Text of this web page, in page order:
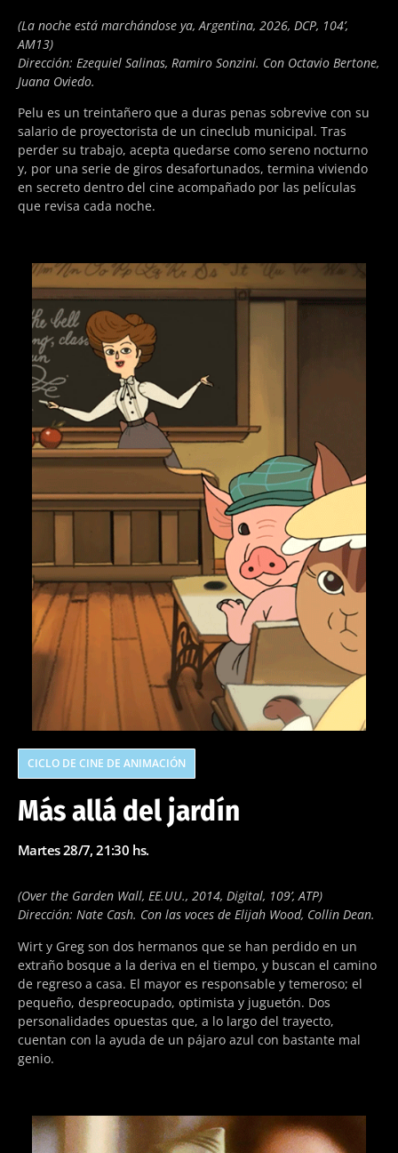
(La noche está marchándose ya, Argentina, 2026, DCP, 104’,
AM13)
Dirección: Ezequiel Salinas, Ramiro Sonzini. Con Octavio Bertone,
Juana Oviedo.
Pelu es un treintañero que a duras penas sobrevive con su
salario de proyectorista de un cineclub municipal. Tras
perder su trabajo, acepta quedarse como sereno nocturno
y, por una serie de giros desafortunados, termina viviendo
en secreto dentro del cine acompañado por las películas
que revisa cada noche.
CICLO DE CINE DE ANIMACIÓN
Más allá del jardín
Martes 28/7, 21:30 hs.
(Over the Garden Wall, EE.UU., 2014, Digital, 109’, ATP)
Dirección: Nate Cash. Con las voces de Elijah Wood, Collin Dean.
Wirt y Greg son dos hermanos que se han perdido en un
extraño bosque a la deriva en el tiempo, y buscan el camino
de regreso a casa. El mayor es responsable y temeroso; el
pequeño, despreocupado, optimista y juguetón. Dos
personalidades opuestas que, a lo largo del trayecto,
cuentan con la ayuda de un pájaro azul con bastante mal
genio.